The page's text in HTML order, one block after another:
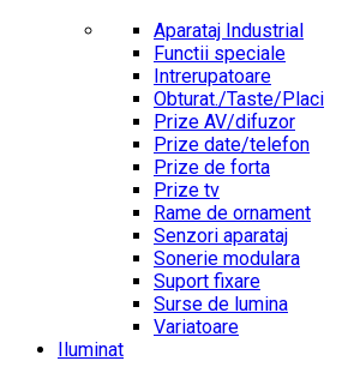
Aparataj Industrial
Functii speciale
Intrerupatoare
Obturat./Taste/Placi
Prize AV/difuzor
Prize date/telefon
Prize de forta
Prize tv
Rame de ornament
Senzori aparataj
Sonerie modulara
Suport fixare
Surse de lumina
Variatoare
Iluminat